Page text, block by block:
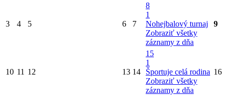
3 4 5 6 7
8
1
Nohejbalový turnaj
Zobraziť všetky
záznamy z dňa
9
10 11 12 13 14
15
1
Športuje celá rodina
Zobraziť všetky
záznamy z dňa
16